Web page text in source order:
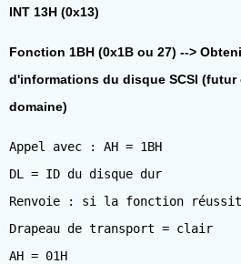
INT 13H (0x13)
Fonction 1BH (0x1B ou 27) -->
d'informations du disque SCSI (futur
domaine)
Appel avec : AH = 1BH
DL = ID du disque dur
Renvoie : si la fonction réussit
Drapeau de transport = clair
AH = 01H